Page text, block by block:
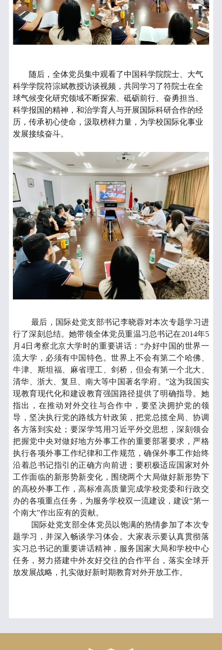
随后，全体党员集中观看了中国科学院院士、大气
科学学院符淙斌教授访谈视频，共同学习了符院士在全
球气候变化研究领域不断探索、砥砺前行、奋勇担当、
科学报国的精神，和治学育人与开展国际科研合作的经
历，传承初心使命，汲取榜样力量，为学校国际化事业
发展接续奋斗。
最后，国际处党支部书记李晓蓉对本次专题学习进
行了深刻总结。她带领全体党员重温习总书记在2014年5
月4日考察北京大学时的重要讲话： “办好中国的世界一
流大学，必须有中国特色。世界上不会有第二个哈佛、
牛津、斯坦福、麻省理工、剑桥，但会有第一个北大、
清华、浙大、复旦、南大等中国著名学府。 ”这为我国实
现教育现代化和建设教育强国路径提供了明确指导。她
指出，在推动对外交往与合作中，要坚决拥护党的领
导，坚决执行党的路线方针政策，把党总揽全局、协调
各方落到实处；要深学笃用习近平外交思想，深刻领会
把握党中央对做好地方外事工作的重要部署要求，严格
执行各项外事工作纪律和工作规范，确保外事工作始终
沿着总书记指引的正确方向前进；要积极适应国家对外
工作面临的新形势新变化， 围绕两个大局做好新形势下
的高校外事工作，高标准高质量完成学校党委和行政交
办的各项重点任务，为服务学校双一流建设，建设“第一
个南大”作出应有的贡献。
国际处党支部全体党员以饱满的热情参加了本次专
题学习，并深入畅谈学习体会。大家表示要认真贯彻落
实习总书记的重要讲话精神 ，服务国家大局和学校中心
任务， 努力搭建中外友好交往的合作平台， 落实全球开
放发展战略，扎实做好新时期教育对外开放工作。